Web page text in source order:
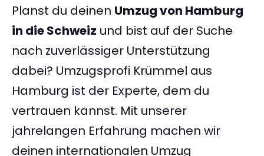
Planst du deinen Umzug von Hamburg
in die Schweiz und bist auf der Suche
nach zuverlässiger Unterstützung
dabei? Umzugsprofi Krümmel aus
Hamburg ist der Experte, dem du
vertrauen kannst. Mit unserer
jahrelangen Erfahrung machen wir
deinen internationalen Umzug